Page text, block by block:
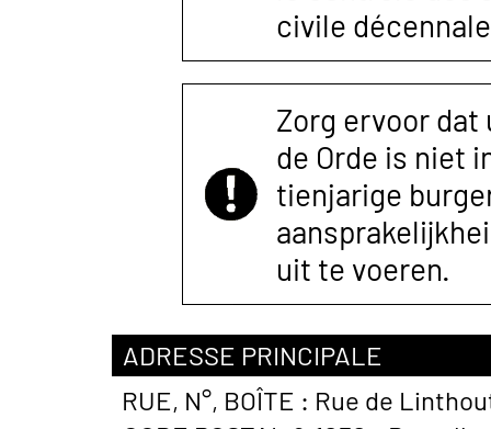
civile
Zorg ervoor
de Orde is niet
tienjarige
uit te voeren.
ADRESSE PRINCIPALE
RUE, N°, BOÎTE : Rue de